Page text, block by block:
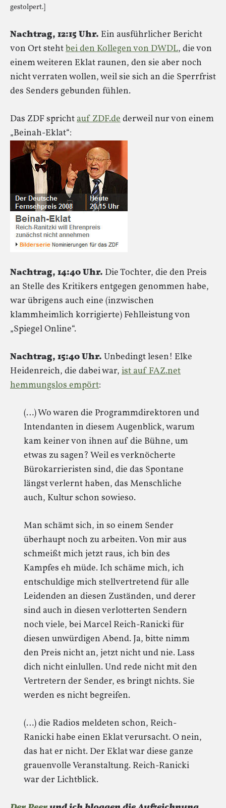
gestolpert.]
Nachtrag, 12:15 Uhr. Ein ausführlicher Bericht
von Ort stehtbei den Kollegen von DWDL, die von
einem weiteren Eklat raunen, den sie aber noch
nicht verraten wollen, weil sie sich an die Sperrfrist
des Senders gebunden fühlen.
Das ZDF sprichtauf ZDF.dederweil nur von einem
„Beinah-Eklat“:
Nachtrag, 14:40 Uhr. Die Tochter, die den Preis
an Stelle des Kritikers entgegen genommen habe,
war übrigens auch eine (inzwischen
klammheimlich korrigierte) Fehlleistung von
„Spiegel Online“.
Nachtrag, 15:40 Uhr. Unbedingt lesen! Elke
Heidenreich, die dabei war, ist auf FAZ.net
hemmungslos empört:
(…) Wo waren die Programmdirektoren und
Intendanten in diesem Augenblick, warum
kam keiner von ihnen auf die Bühne, um
etwas zu sagen? Weil es verknöcherte
Bürokarrieristen sind, die das Spontane
längst verlernt haben, das Menschliche
auch, Kultur schon sowieso.
Man schämt sich, in so einem Sender
überhaupt noch zu arbeiten. Von mir aus
schmeißt mich jetzt raus, ich bin des
Kampfes eh müde. Ich schäme mich, ich
entschuldige mich stellvertretend für alle
Leidenden an diesen Zuständen, und derer
sind auch in diesen verlotterten Sendern
noch viele, bei Marcel Reich-Ranicki für
diesen unwürdigen Abend. Ja, bitte nimm
den Preis nicht an, jetzt nicht und nie. Lass
dich nicht einlullen. Und rede nicht mit den
Vertretern der Sender, es bringt nichts. Sie
werden es nicht begreifen.
(…) die Radios meldeten schon, Reich-
Ranicki habe einen Eklat verursacht. O nein,
das hat er nicht. Der Eklat war diese ganze
grauenvolle Veranstaltung. Reich-Ranicki
war der Lichtblick.